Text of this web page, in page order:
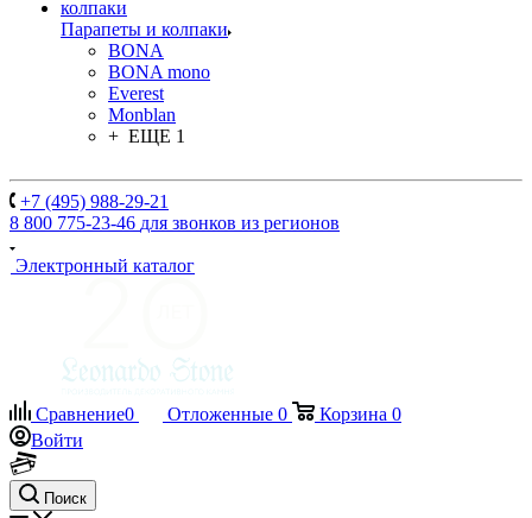
Парапеты и колпаки
BONA
BONA mono
Everest
Monblan
+ ЕЩЕ 1
+7 (495) 988-29-21
8 800 775-23-46 для звонков из регионов
Электронный каталог
Сравнение0 Отложенные 0 Корзина 0
Войти
Поиск